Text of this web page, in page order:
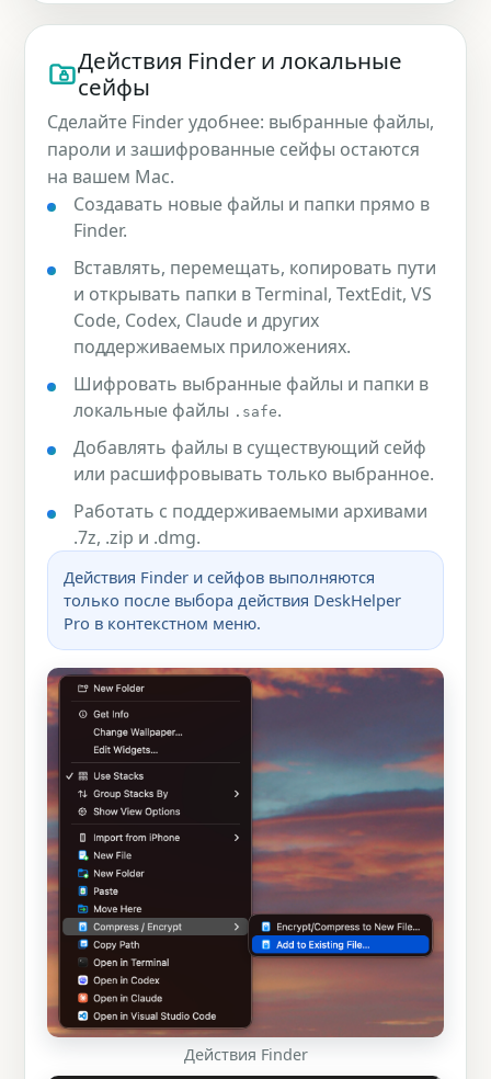
Действия Finder и локальные
сейфы
Сделайте Finder удобнее: выбранные файлы,
пароли и зашифрованные сейфы остаются
на вашем Mac.
Создавать новые файлы и папки прямо в
Finder.
Вставлять, перемещать, копировать пути
и открывать папки в Terminal, TextEdit, VS
Code, Codex, Claude и других
поддерживаемых приложениях.
Шифровать выбранные файлы и папки в
локальные файлы .safe.
Добавлять файлы в существующий сейф
или расшифровывать только выбранное.
Работать с поддерживаемыми архивами
.7z, .zip и .dmg.
Действия Finder и сейфов выполняются
только после выбора действия DeskHelper
Pro в контекстном меню.
Действия Finder